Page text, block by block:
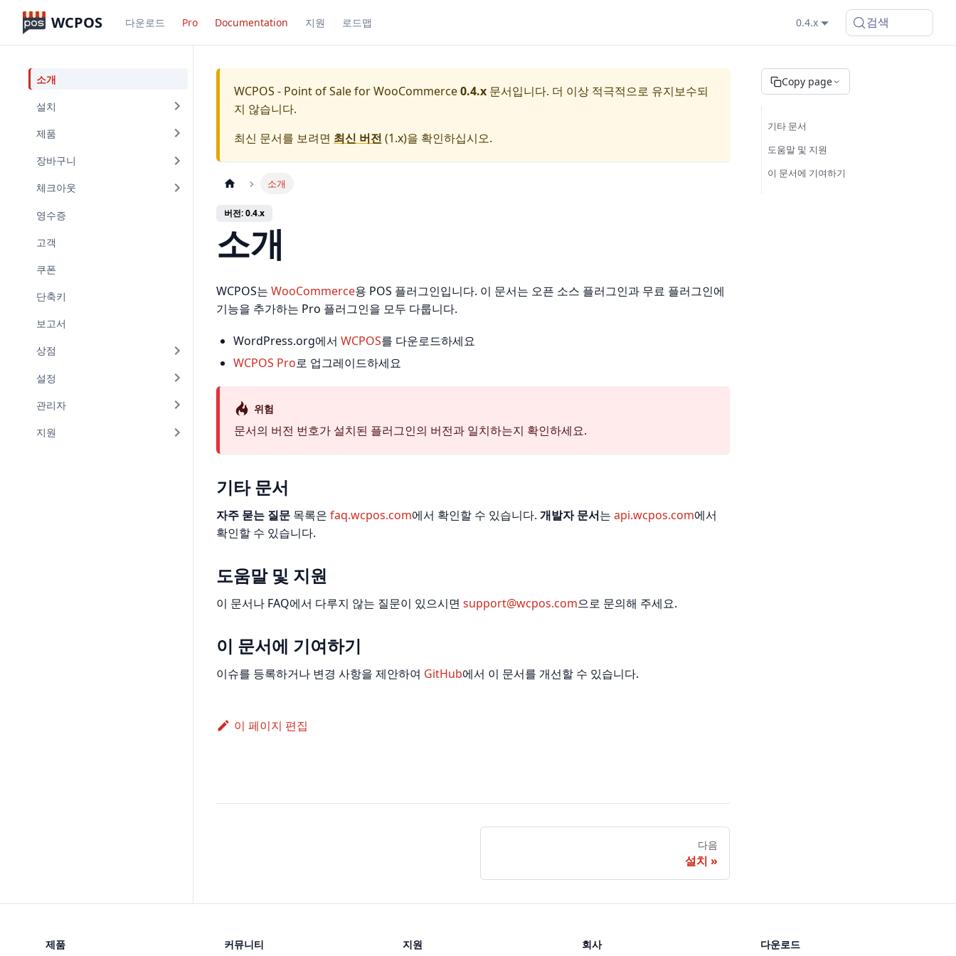
WCPOS 다운로드 Pro Documentation 지원 로드맵 0.4.x 검색
소개
설치
제품
장바구니
체크아웃
영수증
고객
쿠폰
단축키
보고서
상점
설정
관리자
지원
WCPOS - Point of Sale for WooCommerce0.4.x 문서입니다. 더 이상 적극적으로 유지보수되
지 않습니다.
최신 문서를 보려면 최신 버전 (1.x)을 확인하십시오.
소개
버전: 0.4.x
소개
WCPOS는 WooCommerce용 POS 플러그인입니다. 이 문서는 오픈 소스 플러그인과 무료 플러그인에
기능을 추가하는 Pro 플러그인을 모두 다룹니다.
WordPress.org에서 WCPOS를 다운로드하세요
WCPOS Pro로 업그레이드하세요
위험
문서의 버전 번호가 설치된 플러그인의 버전과 일치하는지 확인하세요.
기타 문서
자주 묻는 질문 목록은 faq.wcpos.com에서 확인할 수 있습니다. 개발자 문서는 api.wcpos.com에서
확인할 수 있습니다.
도움말 및 지원
이 문서나 FAQ에서 다루지 않는 질문이 있으시면 support@wcpos.com으로 문의해 주세요.
이 문서에 기여하기
이슈를 등록하거나 변경 사항을 제안하여 GitHub에서 이 문서를 개선할 수 있습니다.
이 페이지 편집
다음
설치
Copy page
기타 문서
도움말 및 지원
이 문서에 기여하기
제품 커뮤니티 지원 회사 다운로드